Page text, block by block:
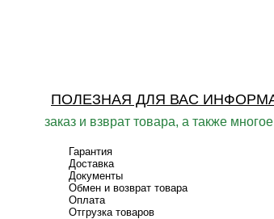
ПОЛЕЗНАЯ ДЛЯ ВАС
заказ и взврат товара, а также
Гарантия
Доставка
Документы
Обмен и возврат товара
Оплата
Отгрузка товаров